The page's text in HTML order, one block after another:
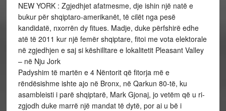
NEW YORK : Zgjedhjet afatmesme, dje ishin një natë e
bukur për shqiptaro-amerikanët, të cilët nga pesë
kandidatë, nxorrën dy fitues. Madje, duke përfshirë edhe
atë të 2011 kur një femër shqiptare, fitoi me vota elektorale
në zgjedhjen e saj si këshilltare e lokalitetit Pleasant Valley
– në Nju Jork
Padyshim të martën e 4 Nëntorit që fitorja më e
rëndësishme ishte ajo në Bronx, në Qarkun 80-të, ku
asambleisti i parë shqiptarë, Mark Gjonaj, jo vetëm që u ri-
zgjodh duke marrë një mandat të dytë, por ai u bë i